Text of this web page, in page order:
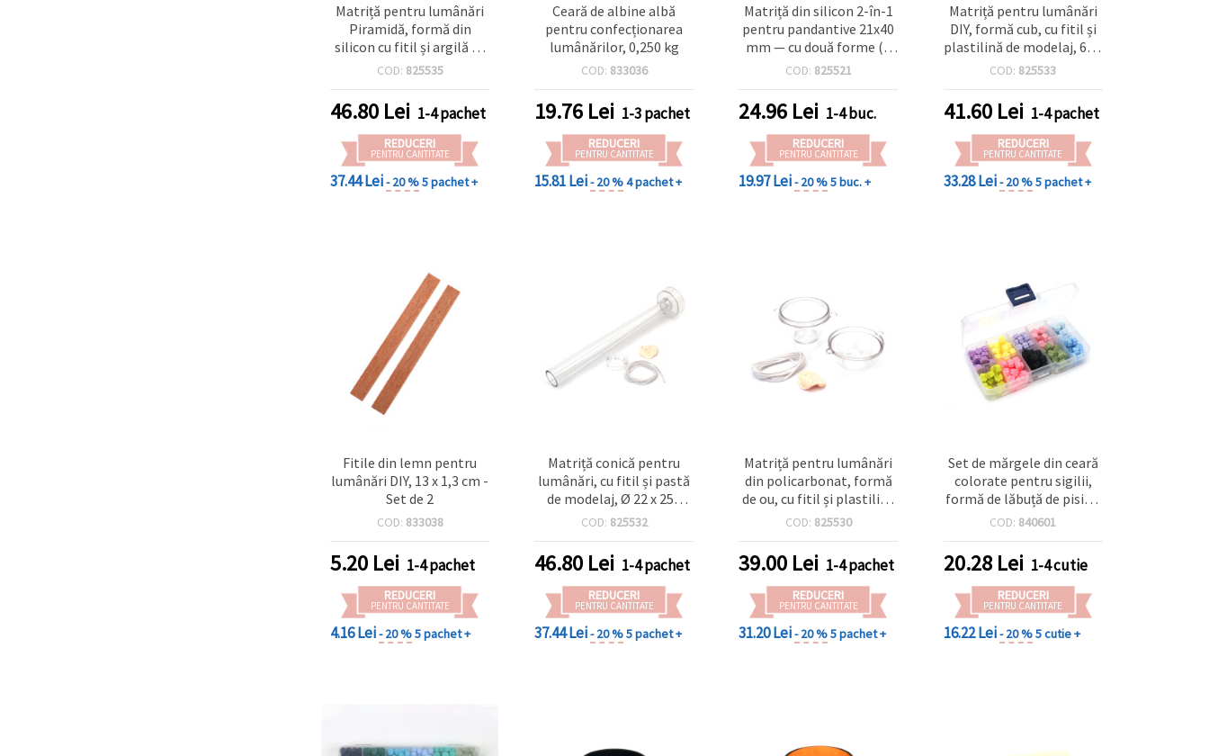
Matriță pentru lumânări
Piramidă, formă din
silicon cu fitil și argilă de
modelaj, 158 x 90 mm
COD: 825535
46.80 Lei 1-4 pachet
REDUCERI
PENTRU CANTITATE
37.44 Lei- 20 %5 pachet +
Ceară de albine albă
pentru confecționarea
lumânărilor, 0,250 kg
COD: 833036
19.76 Lei 1-3 pachet
REDUCERI
PENTRU CANTITATE
15.81 Lei- 20 %4 pachet +
Matriță din silicon 2-în-1
pentru pandantive 21x40
mm — cu două forme (2
modele), flexibilă, pentru
epoxidică, rășină UV și lut
polimeric — bijuterii DIY
și suveniruri
COD: 825521
24.96 Lei 1-4 buc.
REDUCERI
PENTRU CANTITATE
19.97 Lei- 20 %5 buc. +
Matriță pentru lumânări
DIY, formă cub, cu fitil și
plastilină de modelaj, 60 x
60 x 75 mm
COD: 825533
41.60Lei 1-4 pachet
REDUCERI
PENTRU CANTITATE
33.28 Lei- 20 %5 pachet +
Fitile din lemn pentru
lumânări DIY, 13 x 1,3 cm -
Set de 2
COD: 833038
5.20 Lei 1-4 pachet
REDUCERI
PENTRU CANTITATE
4.16 Lei- 20 %5 pachet +
Matriță conică pentru
lumânări, cu fitil și pastă
de modelaj, Ø 22 x 250
mm
COD: 825532
46.80 Lei 1-4 pachet
REDUCERI
PENTRU CANTITATE
37.44 Lei- 20 %5 pachet +
Matriță pentru lumânări
din policarbonat, formă
de ou, cu fitil și plastilină
de modelaj, 50 x 64 mm
COD: 825530
39.00 Lei 1-4 pachet
REDUCERI
PENTRU CANTITATE
31.20 Lei- 20 %5 pachet +
Set de mărgele din ceară
colorate pentru sigilii,
formă de lăbuță de pisică,
2,5 x 1,3 mm, asortate -
COD: 840601
20.28Lei 1-4 cutie
REDUCERI
PENTRU CANTITATE
16.22 Lei- 20 %5 cutie +